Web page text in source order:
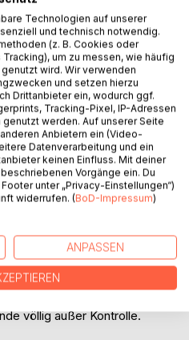
am Verschwinden
sich an ihrem gewalttätigen
endet ein Urlaub in
völlig außer Kontrolle.
Technologien auf unserer
und technisch notwendig.
(z. B. Cookies oder
um zu messen, wie häufig
wird. Wir verwenden
und setzen hierzu
Drittanbieter ein, wodurch ggf.
Tracking-Pixel, IP-Adressen
werden. Auf unserer Seite
Anbietern ein (Video-
Datenverarbeitung und ein
keinen Einfluss. Mit deiner
Vorgänge ein. Du
unter „Privacy-Einstellungen“)
widerrufen. (BoD-Impressum)
ANPASSEN